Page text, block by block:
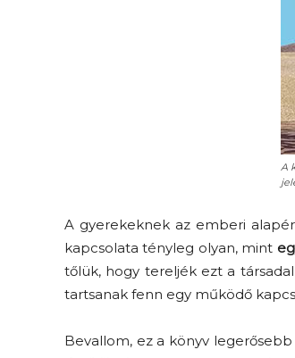
A
A gyerekeknek az emberi
kapcsolata tényleg olyan, mint
tőlük, hogy tereljék ezt a
tartsanak fenn egy működő
Bevallom, ez a könyv legerősebb